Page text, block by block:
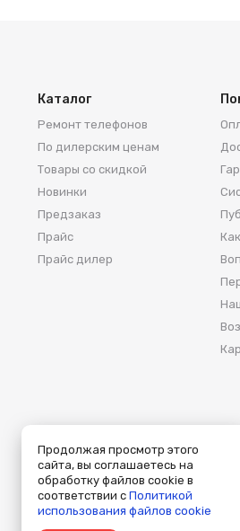
Каталог
Ремонт телефонов
По дилерским ценам
Товары со скидкой
Новинки
Предзаказ
Прайс
Прайс дилер
Аксеум — Москва
115419, Москва, ул. Вавилова, д. 3
Продолжая просмотр этого
сайта, вы соглашаетесь на
обработку файлов cookie в
соответствии сПолитикой
использования файлов cookie